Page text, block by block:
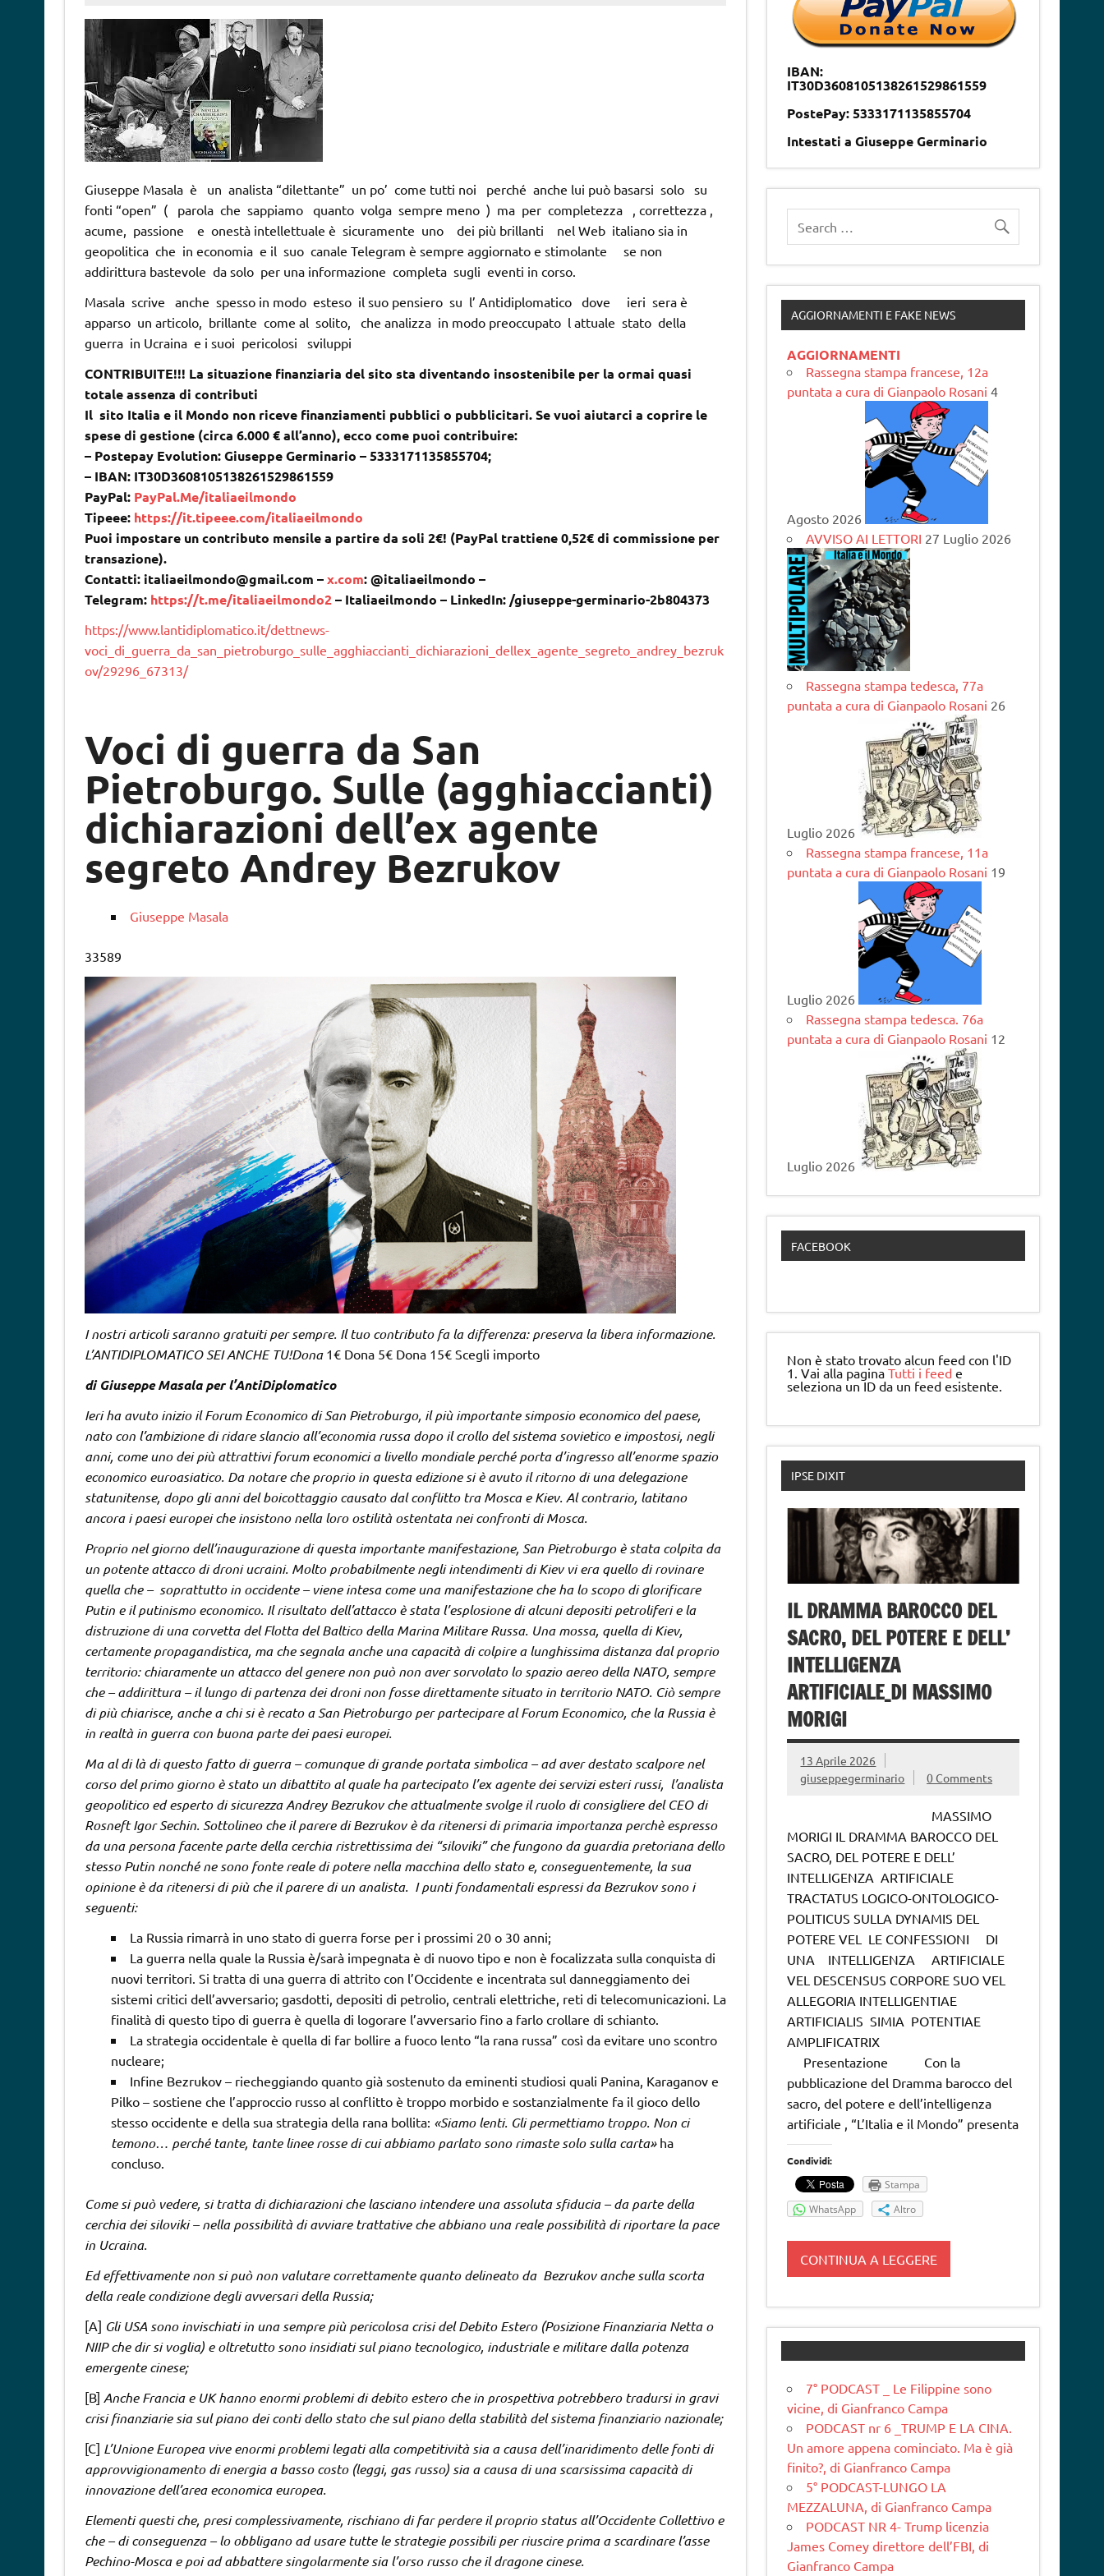
Giuseppe Masala è un analista “dilettante” un po’ come tutti noi perché anche lui può basarsi solo su
fonti “open” ( parola che sappiamo quanto volga sempre meno ) ma per completezza , correttezza ,
acume, passione e onestà intellettuale è sicuramente uno dei più brillanti nel Web italiano sia in
geopolitica che in economia e il suo canale Telegram è sempre aggiornato e stimolante se non
addirittura bastevole da solo per una informazione completa sugli eventi in corso.
Masala scrive anche spesso in modo esteso il suo pensiero su l’ Antidiplomatico dove ieri sera è
apparso un articolo, brillante come al solito, che analizza in modo preoccupato l attuale stato della
guerra in Ucraina e i suoi pericolosi sviluppi
CONTRIBUITE!!! La situazione finanziaria del sito sta diventando insostenibile per la ormai quasi
totale assenza di contributi
Il sito Italia e il Mondo non riceve finanziamenti pubblici o pubblicitari. Se vuoi aiutarci a coprire le
spese di gestione (circa 6.000 € all’anno), ecco come puoi contribuire:
– Postepay Evolution: Giuseppe Germinario – 5333171135855704;
– IBAN: IT30D3608105138261529861559
PayPal: PayPal.Me/italiaeilmondo
Tipeee: https://it.tipeee.com/italiaeilmondo
Puoi impostare un contributo mensile a partire da soli 2€! (PayPal trattiene 0,52€ di commissione per
transazione).
Contatti: italiaeilmondo@gmail.com –x.com: @italiaeilmondo –
Telegram: https://t.me/italiaeilmondo2– Italiaeilmondo – LinkedIn: /giuseppe-germinario-2b804373
https://www.lantidiplomatico.it/dettnews-
voci_di_guerra_da_san_pietroburgo_sulle_agghiaccianti_dichiarazioni_dellex_agente_segreto_andrey_bezruk
ov/29296_67313/
Voci di guerra da San
Pietroburgo. Sulle (agghiaccianti)
dichiarazioni dell’ex agente
segreto Andrey Bezrukov
Giuseppe Masala
33589
I nostri articoli saranno gratuiti per sempre. Il tuo contributo fa la differenza: preserva la libera informazione.
L’ANTIDIPLOMATICO SEI ANCHE TU!Dona1€ Dona 5€ Dona 15€ Scegli importo
di Giuseppe Masala per l’AntiDiplomatico
Ieri ha avuto inizio il Forum Economico di San Pietroburgo, il più importante simposio economico del paese,
nato con l’ambizione di ridare slancio all’economia russa dopo il crollo del sistema sovietico e impostosi, negli
anni, come uno dei più attrattivi forum economici a livello mondiale perché porta d’ingresso all’enorme spazio
economico euroasiatico. Da notare che proprio in questa edizione si è avuto il ritorno di una delegazione
statunitense, dopo gli anni del boicottaggio causato dal conflitto tra Mosca e Kiev. Al contrario, latitano
ancora i paesi europei che insistono nella loro ostilità ostentata nei confronti di Mosca.
Proprio nel giorno dell’inaugurazione di questa importante manifestazione, San Pietroburgo è stata colpita da
un potente attacco di droni ucraini. Molto probabilmente negli intendimenti di Kiev vi era quello di rovinare
quella che – soprattutto in occidente – viene intesa come una manifestazione che ha lo scopo di glorificare
Putin e il putinismo economico. Il risultato dell’attacco è stata l’esplosione di alcuni depositi petroliferi e la
distruzione di una corvetta del Flotta del Baltico della Marina Militare Russa. Una mossa, quella di Kiev,
certamente propagandistica, ma che segnala anche una capacità di colpire a lunghissima distanza dal proprio
territorio: chiaramente un attacco del genere non può non aver sorvolato lo spazio aereo della NATO, sempre
che – addirittura – il lungo di partenza dei droni non fosse direttamente situato in territorio NATO. Ciò sempre
di più chiarisce, anche a chi si è recato a San Pietroburgo per partecipare al Forum Economico, che la Russia è
in realtà in guerra con buona parte dei paesi europei.
Ma al di là di questo fatto di guerra – comunque di grande portata simbolica – ad aver destato scalpore nel
corso del primo giorno è stato un dibattito al quale ha partecipato l’ex agente dei servizi esteri russi, l’analista
geopolitico ed esperto di sicurezza Andrey Bezrukov che attualmente svolge il ruolo di consigliere del CEO di
Rosneft Igor Sechin. Sottolineo che il parere di Bezrukov è da ritenersi di primaria importanza perchè espresso
da una persona facente parte della cerchia ristrettissima dei “siloviki” che fungono da guardia pretoriana dello
stesso Putin nonché ne sono fonte reale di potere nella macchina dello stato e, conseguentemente, la sua
opinione è da ritenersi di più che il parere di un analista. I punti fondamentali espressi da Bezrukov sono i
seguenti:
La Russia rimarrà in uno stato di guerra forse per i prossimi 20 o 30 anni;
La guerra nella quale la Russia è/sarà impegnata è di nuovo tipo e non è focalizzata sulla conquista di
nuovi territori. Si tratta di una guerra di attrito con l’Occidente e incentrata sul danneggiamento dei
sistemi critici dell’avversario; gasdotti, depositi di petrolio, centrali elettriche, reti di telecomunicazioni. La
finalità di questo tipo di guerra è quella di logorare l’avversario fino a farlo crollare di schianto.
La strategia occidentale è quella di far bollire a fuoco lento “la rana russa” così da evitare uno scontro
nucleare;
Infine Bezrukov – riecheggiando quanto già sostenuto da eminenti studiosi quali Panina, Karaganov e
Pilko – sostiene che l’approccio russo al conflitto è troppo morbido e sostanzialmente fa il gioco dello
stesso occidente e della sua strategia della rana bollita: «Siamo lenti. Gli permettiamo troppo. Non ci
temono… perché tante, tante linee rosse di cui abbiamo parlato sono rimaste solo sulla carta»ha
concluso.
Come si può vedere, si tratta di dichiarazioni che lasciano intendere una assoluta sfiducia – da parte della
cerchia dei siloviki – nella possibilità di avviare trattative che abbiano una reale possibilità di riportare la pace
in Ucraina.
Ed effettivamente non si può non valutare correttamente quanto delineato da Bezrukov anche sulla scorta
della reale condizione degli avversari della Russia;
[A] Gli USA sono invischiati in una sempre più pericolosa crisi del Debito Estero (Posizione Finanziaria Netta o
NIIP che dir si voglia) e oltretutto sono insidiati sul piano tecnologico, industriale e militare dalla potenza
emergente cinese;
[B] Anche Francia e UK hanno enormi problemi di debito estero che in prospettiva potrebbero tradursi in gravi
crisi finanziarie sia sul piano dei conti dello stato che sul piano della stabilità del sistema finanziario nazionale;
[C] L’Unione Europea vive enormi problemi legati alla competitività sia a causa dell’inaridimento delle fonti di
approvvigionamento di energia a basso costo (leggi, gas russo) sia a causa di una scarsissima capacità di
innovazione dell’area economica europea.
Elementi questi che, presi complessivamente, rischiano di far perdere il proprio status all’Occidente Collettivo e
che – di conseguenza – lo obbligano ad usare tutte le strategie possibili per riuscire prima a scardinare l’asse
Pechino-Mosca e poi ad abbattere singolarmente sia l’orso russo che il dragone cinese.
IBAN:
IT30D3608105138261529861559
PostePay: 5333171135855704
Intestati a Giuseppe Germinario
AGGIORNAMENTI E FAKE NEWS
AGGIORNAMENTI
Rassegna stampa francese, 12a
puntata a cura di Gianpaolo Rosani 4
Agosto 2026
AVVISO AI LETTORI 27 Luglio 2026
Rassegna stampa tedesca, 77a
puntata a cura di Gianpaolo Rosani 26
Luglio 2026
Rassegna stampa francese, 11a
puntata a cura di Gianpaolo Rosani 19
Luglio 2026
Rassegna stampa tedesca. 76a
puntata a cura di Gianpaolo Rosani 12
Luglio 2026
FACEBOOK
Non è stato trovato alcun feed con l'ID
1. Vai alla paginaTutti i feed e
seleziona un ID da un feed esistente.
IPSE DIXIT
IL DRAMMA BAROCCO DEL
SACRO, DEL POTERE E DELL’
INTELLIGENZA
ARTIFICIALE_DI MASSIMO
MORIGI
13 Aprile 2026
giuseppegerminario
0 Comments
MASSIMO
MORIGI IL DRAMMA BAROCCO DEL
SACRO, DEL POTERE E DELL’
INTELLIGENZA ARTIFICIALE
TRACTATUS LOGICO-ONTOLOGICO-
POLITICUS SULLA DYNAMIS DEL
POTERE VEL LE CONFESSIONI DI
UNA INTELLIGENZA ARTIFICIALE
VEL DESCENSUS CORPORE SUO VEL
ALLEGORIA INTELLIGENTIAE
ARTIFICIALIS SIMIA POTENTIAE
AMPLIFICATRIX
Presentazione Con la
pubblicazione del Dramma barocco del
sacro, del potere e dell’intelligenza
artificiale , “L’Italia e il Mondo” presenta
Condividi:
Stampa
WhatsApp
Altro
CONTINUA A LEGGERE
7° PODCAST _ Le Filippine sono
vicine, di Gianfranco Campa
PODCAST nr 6 _TRUMP E LA CINA.
Un amore appena cominciato. Ma è già
finito?, di Gianfranco Campa
5° PODCAST-LUNGO LA
MEZZALUNA, di Gianfranco Campa
PODCAST NR 4- Trump licenzia
James Comey direttore dell’FBI, di
Gianfranco Campa